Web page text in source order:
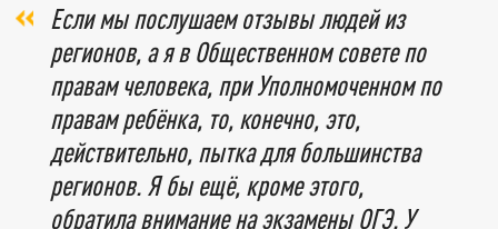
Если мы послушаем отзывы людей из
регионов, а я в Общественном совете по
правам человека, при Уполномоченном по
правам ребёнка, то, конечно, это,
действительно, пытка для большинства
регионов. Я бы ещё, кроме этого,
обратила внимание на экзамены ОГЭ. У